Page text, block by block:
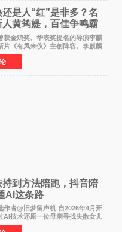
是人“红”是非多？名
人黄筠媞，百佳争鸣霸
金鸡奖、华表奖提名的导演李麒
片《有凤来仪》主创阵容。李麒麟
华容道》获得金鸡奖、华表奖提
参与国内外电影制作，其担任制片
亦曾
持到方法陪跑，抖音陪
AI这条路
者@旧梦留声机 自2026年4月开
AI技术还原一位母亲寻找失散女儿
强情感表达获得大量用户关注，发